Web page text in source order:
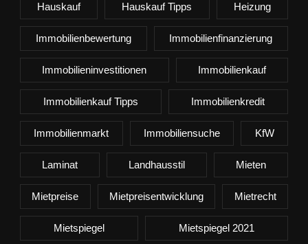
Hauskauf Hauskauf Tipps Heizung
Immobilienbewertung Immobilienfinanzierung
Immobilieninvestitionen Immobilienkauf
Immobilienkauf Tipps Immobilienkredit
Immobilienmarkt Immobiliensuche KfW
Laminat Landhausstil Mieten
Mietpreise Mietpreisentwicklung Mietrecht
Mietspiegel Mietspiegel 2021